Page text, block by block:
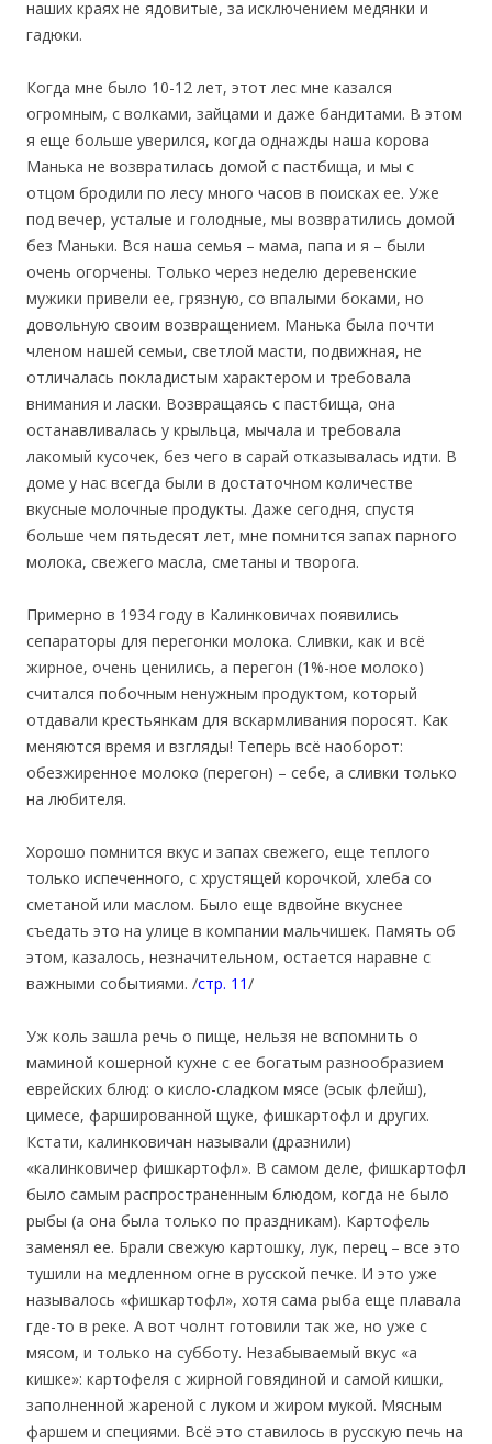
наших краях не ядовитые, за исключением медянки и
гадюки.
Когда мне было 10-12 лет, этот лес мне казался
огромным, с волками, зайцами и даже бандитами. В этом
я еще больше уверился, когда однажды наша корова
Манька не возвратилась домой с пастбища, и мы с
отцом бродили по лесу много часов в поисках ее. Уже
под вечер, усталые и голодные, мы возвратились домой
без Маньки. Вся наша семья – мама, папа и я – были
очень огорчены. Только через неделю деревенские
мужики привели ее, грязную, со впалыми боками, но
довольную своим возвращением. Манька была почти
членом нашей семьи, светлой масти, подвижная, не
отличалась покладистым характером и требовала
внимания и ласки. Возвращаясь с пастбища, она
останавливалась у крыльца, мычала и требовала
лакомый кусочек, без чего в сарай отказывалась идти. В
доме у нас всегда были в достаточном количестве
вкусные молочные продукты. Даже сегодня, спустя
больше чем пятьдесят лет, мне помнится запах парного
молока, свежего масла, сметаны и творога.
Примерно в 1934 году в Калинковичах появились
сепараторы для перегонки молока. Сливки, как и всё
жирное, очень ценились, а перегон (1%-ное молоко)
считался побочным ненужным продуктом, который
отдавали крестьянкам для вскармливания поросят. Как
меняются время и взгляды! Теперь всё наоборот:
обезжиренное молоко (перегон) – себе, а сливки только
на любителя.
Хорошо помнится вкус и запах свежего, еще теплого
только испеченного, с хрустящей корочкой, хлеба со
сметаной или маслом. Было еще вдвойне вкуснее
съедать это на улице в компании мальчишек. Память об
этом, казалось, незначительном, остается наравне с
важными событиями. /стр. 11/
Уж коль зашла речь о пище, нельзя не вспомнить о
маминой кошерной кухне с ее богатым разнообразием
еврейских блюд: о кисло-сладком мясе (эсык флейш),
цимесе, фаршированной щуке, фишкартофл и других.
Кстати, калинковичан называли (дразнили)
«калинковичер фишкартофл». В самом деле, фишкартофл
было самым распространенным блюдом, когда не было
рыбы (а она была только по праздникам). Картофель
заменял ее. Брали свежую картошку, лук, перец – все это
тушили на медленном огне в русской печке. И это уже
называлось «фишкартофл», хотя сама рыба еще плавала
где-то в реке. А вот чолнт готовили так же, но уже с
мясом, и только на субботу. Незабываемый вкус «а
кишке»: картофеля с жирной говядиной и самой кишки,
заполненной жареной с луком и жиром мукой. Мясным
фаршем и специями. Всё это ставилось в русскую печь на